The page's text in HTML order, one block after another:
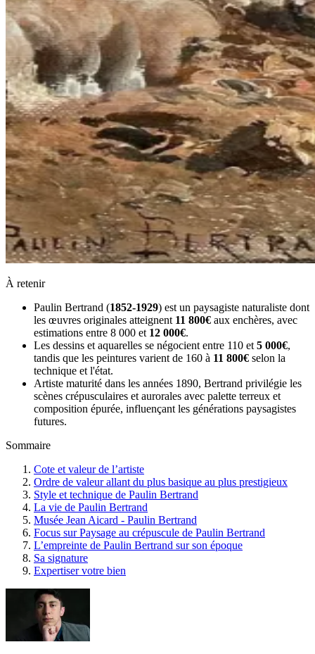
À retenir
Paulin Bertrand (1852-1929) est un paysagiste naturaliste dont
les œuvres originales atteignent 11 800€ aux enchères, avec
estimations entre 8 000 et 12 000€.
Les dessins et aquarelles se négocient entre 110 et 5 000€,
tandis que les peintures varient de 160 à 11 800€ selon la
technique et l'état.
Artiste maturité dans les années 1890, Bertrand privilégie les
scènes crépusculaires et aurorales avec palette terreux et
composition épurée, influençant les générations paysagistes
futures.
Sommaire
Cote et valeur de l’artiste
Ordre de valeur allant du plus basique au plus prestigieux
Style et technique de Paulin Bertrand
La vie de Paulin Bertrand
Musée Jean Aicard - Paulin Bertrand
Focus sur Paysage au crépuscule de Paulin Bertrand
L’empreinte de Paulin Bertrand sur son époque
Sa signature
Expertiser votre bien